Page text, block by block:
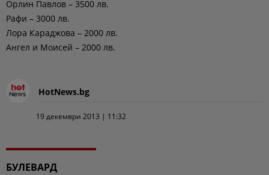
Орлин Павлов – 3500 лв.
Рафи – 3000 лв.
Лора Караджова – 2000 лв.
Ангел и Моисей – 2000 лв.
HotNews.bg
19 декември 2013 | 11:32
БУЛЕВАРД